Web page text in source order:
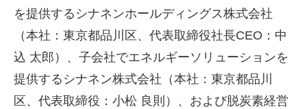
を提供するシナネンホールディングス株式会社
（本社：東京都品川区、代表取締役社長CEO ：中
込 太郎）、子会社でエネルギーソリューションを
提供するシナネン株式会社（本社：東京都品川
区、代表取締役：小松 良則）、および脱炭素経営